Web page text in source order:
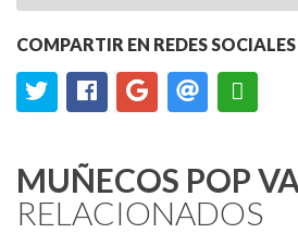
COMPARTIR EN REDES SOCIALES
MUÑECOS POP
RELACIONADOS